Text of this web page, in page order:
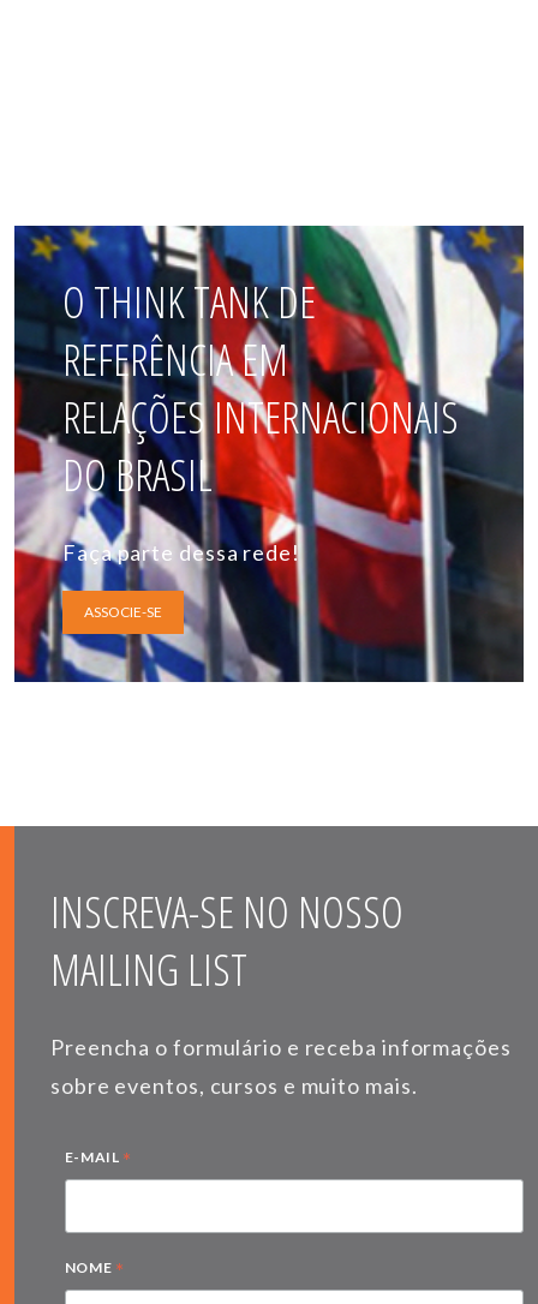
O THINK TANK DE
REFERÊNCIA EM
RELAÇÕES INTERNACIONAIS
DO BRASIL
Faça parte dessa rede!
ASSOCIE-SE
INSCREVA-SE NO NOSSO
MAILING LIST
Preencha o formulário e receba informações
sobre eventos, cursos e muito mais.
E-MAIL *
NOME *